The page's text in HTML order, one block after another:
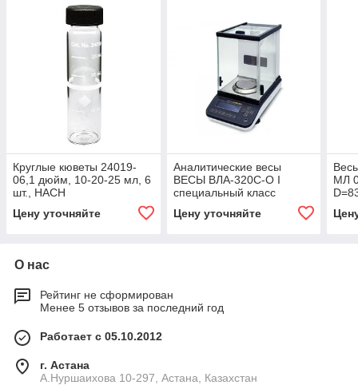
Круглые кюветы 24019-
06,1 дюйм, 10-20-25 мл, 6
шт., HACH
Цену уточняйте
Аналитические весы
ВЕСЫ ВЛА-320С-О I
специальный класс
76-1-2011) Дискр 0,0001
Цену уточняйте
МЛ
О нас
Рейтинг не сформирован
Менее 5 отзывов за последний год
Работает с 05.10.2012
г. Астана
А.Нуршаихова 10-297, Астана, Казахстан